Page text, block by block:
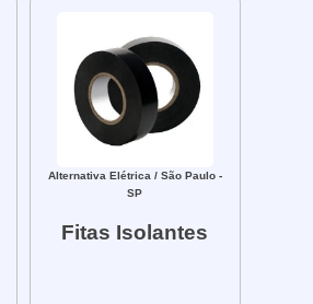
Alternativa Elétrica / São Paulo -
SP
Fitas Isolantes